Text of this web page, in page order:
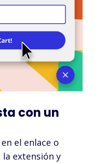
con un
el enlace o
extensión y